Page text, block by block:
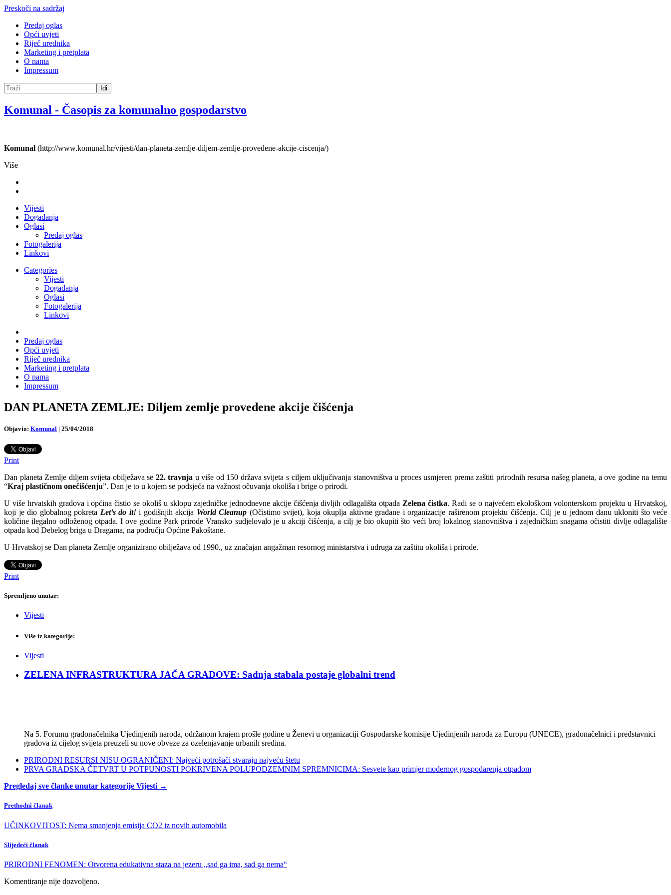
Preskoči na sadržaj
Predaj oglas
Opći uvjeti
Riječ urednika
Marketing i pretplata
O nama
Impressum
Idi
Komunal - Časopis za komunalno gospodarstvo
Komunal (http://www.komunal.hr/vijesti/dan-planeta-zemlje-diljem-zemlje-provedene-akcije-ciscenja/)
Više
Vijesti
Događanja
Oglasi
Predaj oglas
Fotogalerija
Linkovi
Categories
Vijesti
Događanja
Oglasi
Fotogalerija
Linkovi
Predaj oglas
Opći uvjeti
Riječ urednika
Marketing i pretplata
O nama
Impressum
DAN PLANETA ZEMLJE: Diljem zemlje provedene akcije čišćenja
Objavio: Komunal | 25/04/2018
Print
Dan planeta Zemlje diljem svijeta obilježava se 22. travnja u više od 150 država svijeta s ciljem uključivanja stanovništva u proces usmjeren prema zaštiti prirodnih resursa našeg planeta, a ove godine na temu
“Kraj plastičnom onečišćenju”. Dan je to u kojem se podsjeća na važnost očuvanja okoliša i brige o prirodi.
U više hrvatskih gradova i općina čistio se okoliš u sklopu zajedničke jednodnevne akcije čišćenja divljih odlagališta otpada Zelena čistka. Radi se o najvećem ekološkom volonterskom projektu u Hrvatskoj,
koji je dio globalnog pokreta Let’s do it!i godišnjih akcija World Cleanup (Očistimo svijet), koja okuplja aktivne građane i organizacije raširenom projektu čišćenja. Cilj je u jednom danu ukloniti što veće
količine ilegalno odloženog otpada. I ove godine Park prirode Vransko sudjelovalo je u akciji čišćenja, a cilj je bio okupiti što veći broj lokalnog stanovništva i zajedničkim snagama očistiti divlje odlagalište
otpada kod Debelog briga u Dragama, na području Općine Pakoštane.
U Hrvatskoj se Dan planeta Zemlje organizirano obilježava od 1990., uz značajan angažman resornog ministarstva i udruga za zaštitu okoliša i prirode.
Print
Spremljeno unutar:
Vijesti
Više iz kategorije:
Vijesti
ZELENA INFRASTRUKTURA JAČA GRADOVE: Sadnja stabala postaje globalni trend
Na 5. Forumu gradonačelnika Ujedinjenih naroda, održanom krajem prošle godine u Ženevi u organizaciji Gospodarske komisije Ujedinjenih naroda za Europu (UNECE), gradonačelnici i predstavnici
gradova iz cijelog svijeta preuzeli su nove obveze za ozelenjavanje urbanih sredina.
PRIRODNI RESURSI NISU OGRANIČENI: Najveći potrošači stvaraju najveću štetu
PRVA GRADSKA ČETVRT U POTPUNOSTI POKRIVENA POLUPODZEMNIM SPREMNICIMA: Sesvete kao primjer modernog gospodarenja otpadom
Pregledaj sve članke unutar kategorije Vijesti →
Prethodni članak
UČINKOVITOST: Nema smanjenja emisija CO2 iz novih automobila
Slijedeći članak
PRIRODNI FENOMEN: Otvorena edukativna staza na jezeru „sad ga ima, sad ga nema“
Komentiranje nije dozvoljeno.